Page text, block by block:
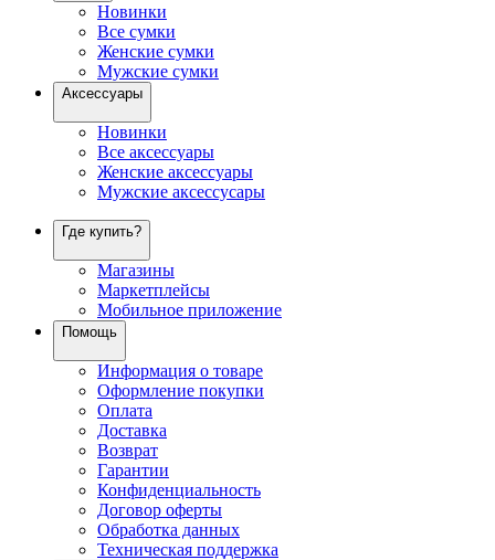
Новинки
Все сумки
Женские сумки
Мужские сумки
Аксессуары
Новинки
Все аксессуары
Женские аксессуары
Мужские аксессусары
Где купить?
Магазины
Маркетплейсы
Мобильное приложение
Помощь
Информация о товаре
Оформление покупки
Оплата
Доставка
Возврат
Гарантии
Конфиденциальность
Договор оферты
Обработка данных
Техническая поддержка